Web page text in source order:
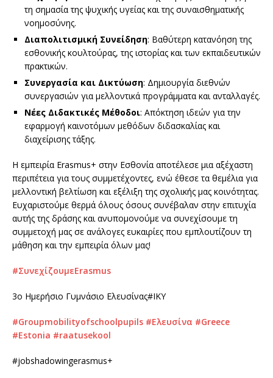
τη σημασία της ψυχικής υγείας και της συναισθηματικής
νοημοσύνης.
Διαπολιτισμική Συνείδηση: Βαθύτερη κατανόηση της
εσθονικής κουλτούρας, της ιστορίας και των εκπαιδευτικών
πρακτικών.
Συνεργασία και Δικτύωση: Δημιουργία διεθνών
συνεργασιών για μελλοντικά προγράμματα και ανταλλαγές.
Νέες Διδακτικές Μέθοδοι: Απόκτηση ιδεών για την
εφαρμογή καινοτόμων μεθόδων διδασκαλίας και
διαχείρισης τάξης.
Η εμπειρία Erasmus+ στην Εσθονία αποτέλεσε μια αξέχαστη
περιπέτεια για τους συμμετέχοντες, ενώ έθεσε τα θεμέλια για
μελλοντική βελτίωση και εξέλιξη της σχολικής μας κοινότητας.
Ευχαριστούμε θερμά όλους όσους συνέβαλαν στην επιτυχία
αυτής της δράσης και ανυπομονούμε να συνεχίσουμε τη
συμμετοχή μας σε ανάλογες ευκαιρίες που εμπλουτίζουν τη
μάθηση και την εμπειρία όλων μας!
#ΣυνεχίζουμεErasmus
3ο Ημερήσιο Γυμνάσιο Ελευσίνας#IKY
#Groupmobilityofschoolpupils #Ελευσίνα #Greece
#Estonia #raatusekool
#jobshadowingerasmus+